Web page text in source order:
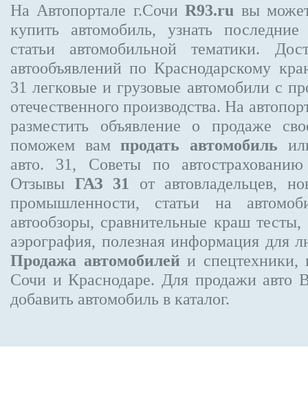
На Автопортале г.СочиR93.ru вы
купить автомобиль, узнать
статьи автомобильной тематики.
автообъявлений по Краснодарскому
31 легковые и грузовые автомобили с
отечественного производства. На
разместить объявление о продаже
поможем вампродать автомобиль
авто. 31, Советы по
Отзывы ГАЗ 31
от автовладельцев,
промышленности, статьи на
автообзоры, сравнительные краш
аэрография, полезная информация для
Продажа автомобилей и спецтехники,
Сочи и Краснодаре. Для продажи авто
добавить автомобиль в каталог.